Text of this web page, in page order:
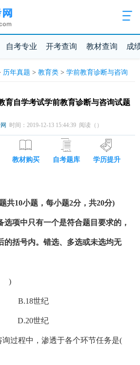
自考专业 开考查询 教材查询 成
历年真题 > 教育类> 学前教育诊断与咨询
育自学考试学前教育诊断与咨询试题
时间：2019-12-13 15:44:39 阅读（ ）
教材购买 自考题库 学历提升
共10小题，每小题2分，共20分)
选项中只有一个是符合题目要求的，
的括号内。错选、多选或未选均无
( )
世纪
世纪
询过程中，渗透于各个环节任务是(